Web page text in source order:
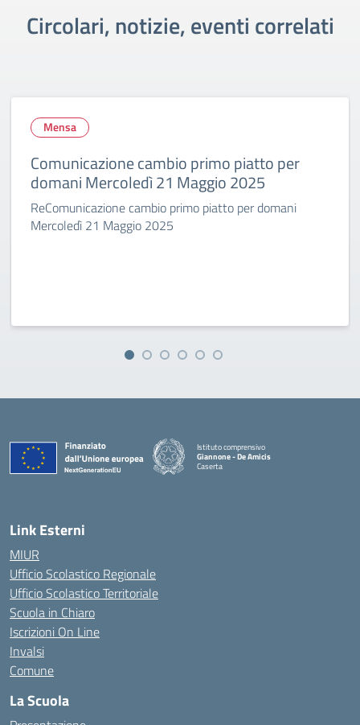
Circolari, notizie, eventi correlati
Mensa
Comunicazione cambio primo piatto per
domani Mercoledì 21 Maggio 2025
ReComunicazione cambio primo piatto per domani
Mercoledì 21 Maggio 2025
Istituto comprensivo
Giannone - De Amicis
Caserta
Link Esterni
MIUR
Ufficio Scolastico Regionale
Ufficio Scolastico Territoriale
Scuola in Chiaro
Iscrizioni On Line
Invalsi
Comune
La Scuola